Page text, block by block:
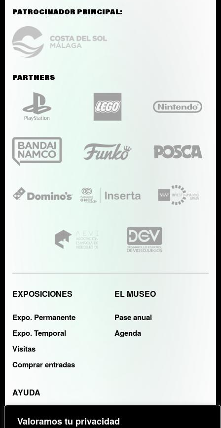
Valoramos tu privacidad
PATROCINADOR PRINCIPAL:
PARTNERS
EXPOSICIONES
Expo. Permanente
Expo. Temporal
Visitas
Comprar entradas
EL MUSEO
Pase anual
Agenda
AYUDA
Contacto